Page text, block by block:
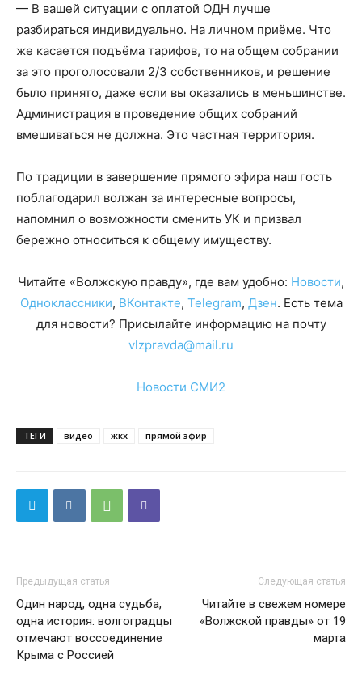
— В вашей ситуации с оплатой ОДН лучше
разбираться индивидуально. На личном приёме. Что
же касается подъёма тарифов, то на общем собрании
за это проголосовали 2/3 собственников, и решение
было принято, даже если вы оказались в меньшинстве.
Администрация в проведение общих собраний
вмешиваться не должна. Это частная территория.
По традиции в завершение прямого эфира наш гость
поблагодарил волжан за интересные вопросы,
напомнил о возможности сменить УК и призвал
бережно относиться к общему имуществу.
Читайте «Волжскую правду», где вам удобно: Новости,
Одноклассники, ВКонтакте, Telegram, Дзен. Есть тема
для новости? Присылайте информацию на почту
vlzpravda@mail.ru
Новости СМИ2
ТЕГИ видео жкх прямой эфир
Предыдущая статья
Один народ, одна судьба,
одна история: волгоградцы
отмечают воссоединение
Крыма с Россией
Следующая статья
Читайте в свежем номере
«Волжской правды» от 19
марта